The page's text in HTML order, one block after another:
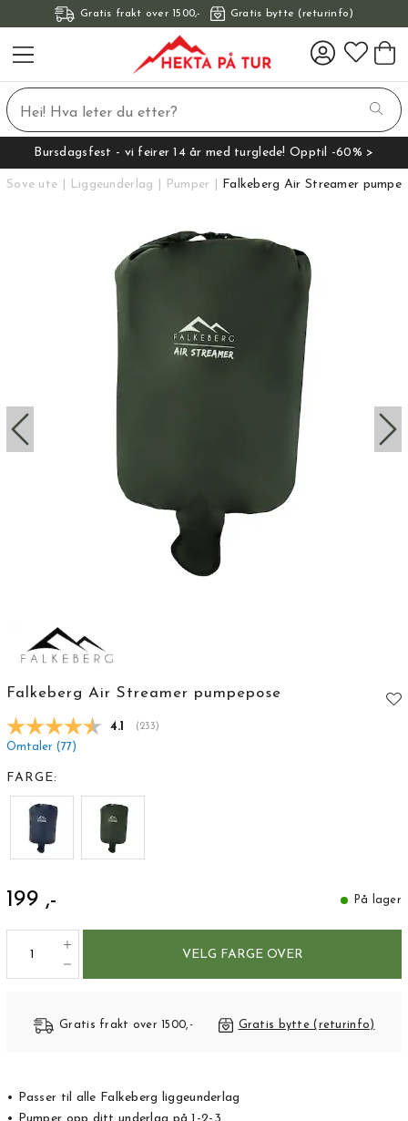
Gratis frakt over 1500,- Gratis bytte (returinfo)
Bursdagsfest - vi feirer 14 år med turglede! Opptil -60% >
Sove ute Liggeunderlag Pumper Falkeberg Air Streamer
Falkeberg Air Streamer pumpepose
Gjennomsnittskarakter:
4.1 (stemmer:
233)
Omtaler (77 )
FARGE:
199 ,- På lager
VELG FARGE OVER
Gratis frakt over 1500,- Gratis bytte (returinfo)
• Passer til alle Falkeberg liggeunderlag